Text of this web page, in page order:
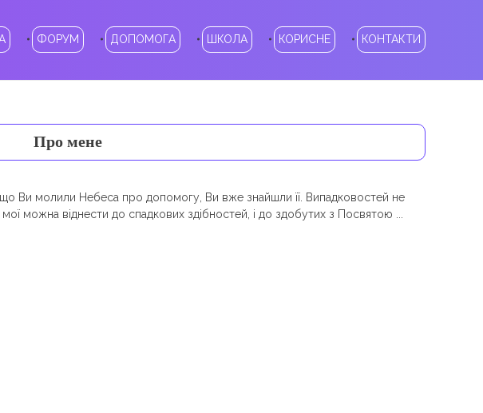
ФОРУМ ДОПОМОГА ШКОЛА КОРИСНЕ КОНТАКТИ
Про мене
Ви молили Небеcа про допомогу, Ви вже знайшли її. Випадковостей не
можна віднести до спадкових здібностей, і до здобутих з Посвятою ...